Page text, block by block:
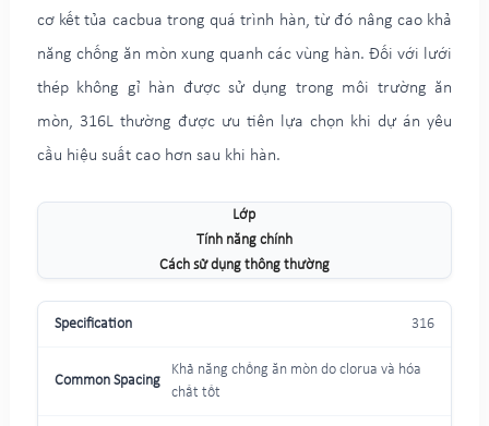
cơ kết tủa cacbua trong quá trình hàn, từ đó nâng cao khả
năng chống ăn mòn xung quanh các vùng hàn. Đối với lưới
thép không gỉ hàn được sử dụng trong môi trường ăn
mòn, 316L thường được ưu tiên lựa chọn khi dự án yêu
cầu hiệu suất cao hơn sau khi hàn.
Lớp
Tính năng chính
Cách sử dụng thông thường
316
Khả năng chống ăn mòn do clorua và hóa
chất tốt